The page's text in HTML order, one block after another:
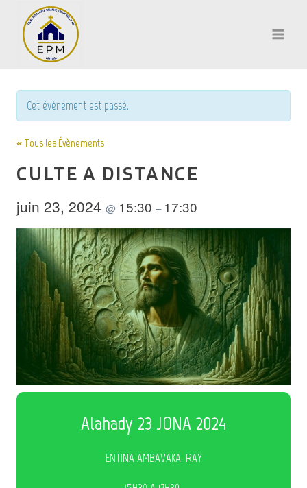
contenu
Cet évènement est passé.
« Tous les Évènements
CULTE A DISTANCE
juin 23, 2024 @ 15:30 – 17:30
Alahady 23 JONA 2024
ENTINA AMBAVAKA: RAY